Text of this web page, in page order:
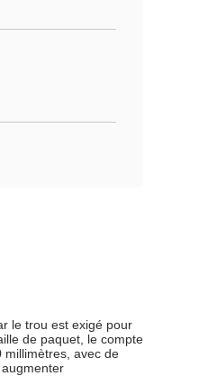
le trou est exigé pour
de paquet, le compte
millimètres, avec de